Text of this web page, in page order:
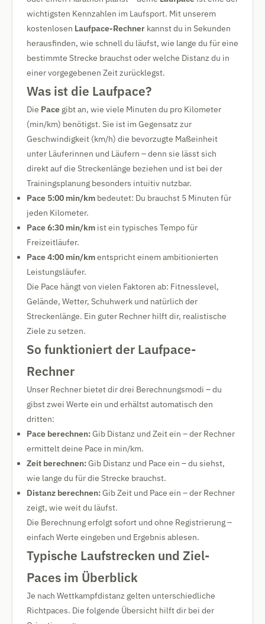
wichtigsten Kennzahlen im Laufsport. Mit unserem
kostenlosen Laufpace-Rechner kannst du in Sekunden
herausfinden, wie schnell du läufst, wie lange du für eine
bestimmte Strecke brauchst oder welche Distanz du in
einer vorgegebenen Zeit zurücklegst.
Was ist die Laufpace?
Die Pace gibt an, wie viele Minuten du pro Kilometer
(min/km) benötigst. Sie ist im Gegensatz zur
Geschwindigkeit (km/h) die bevorzugte Maßeinheit
unter Läuferinnen und Läufern – denn sie lässt sich
direkt auf die Streckenlänge beziehen und ist bei der
Trainingsplanung besonders intuitiv nutzbar.
Pace 5:00 min/km bedeutet: Du brauchst 5 Minuten für
jeden Kilometer.
Pace 6:30 min/km ist ein typisches Tempo für
Freizeitläufer.
Pace 4:00 min/kmentspricht einem ambitionierten
Leistungsläufer.
Die Pace hängt von vielen Faktoren ab: Fitnesslevel,
Gelände, Wetter, Schuhwerk und natürlich der
Streckenlänge. Ein guter Rechner hilft dir, realistische
Ziele zu setzen.
So funktioniert der Laufpace-
Rechner
Unser Rechner bietet dir drei Berechnungsmodi – du
gibst zwei Werte ein und erhältst automatisch den
dritten:
Pace berechnen:Gib Distanz und Zeit ein – der Rechner
ermittelt deine Pace in min/km.
Zeit berechnen:Gib Distanz und Pace ein – du siehst,
wie lange du für die Strecke brauchst.
Distanz berechnen:Gib Zeit und Pace ein – der Rechner
zeigt, wie weit du läufst.
Die Berechnung erfolgt sofort und ohne Registrierung –
einfach Werte eingeben und Ergebnis ablesen.
Typische Laufstrecken und Ziel-
Paces im Überblick
Je nach Wettkampfdistanz gelten unterschiedliche
Richtpaces. Die folgende Übersicht hilft dir bei der